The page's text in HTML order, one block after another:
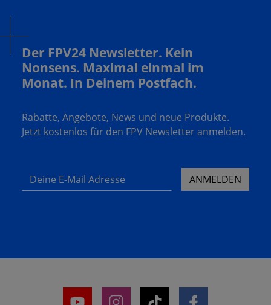
Der FPV24 Newsletter. Kein
Nonsens. Maximal einmal im
Monat. In Deinem Postfach.
Rabatte, Angebote, News und neue Produkte.
Jetzt kostenlos für den FPV Newsletter anmelden.
Deine E-Mail Adresse ANMELDEN